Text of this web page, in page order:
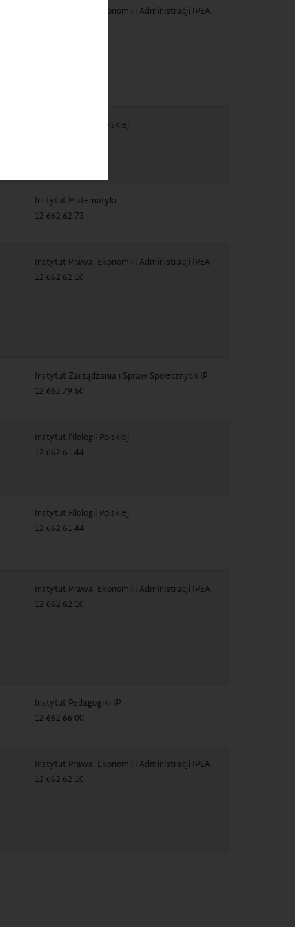
Instytut Prawa, Ekonomii i Administracji IPEA
Instytut Filologii Polskiej
Instytut Matematyki
12 662 62 73
Instytut Prawa, Ekonomii i Administracji IPEA
12 662 62 10
Instytut Zarządzania i Spraw Społecznych IP
12 662 79 50
Instytut Filologii Polskiej
12 662 61 44
Instytut Filologii Polskiej
12 662 61 44
Instytut Prawa, Ekonomii i Administracji IPEA
12 662 62 10
Instytut Pedagogiki IP
12 662 66 00
Instytut Prawa, Ekonomii i Administracji IPEA
12 662 62 10